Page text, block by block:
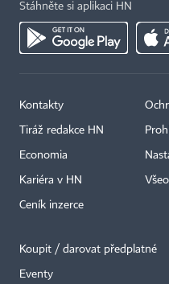
Stáhněte si aplikaci HN
Kontakty
Tiráž redakce HN
Economia
Kariéra v HN
Ceník inzerce
Koupit / darovat předplatné
Eventy